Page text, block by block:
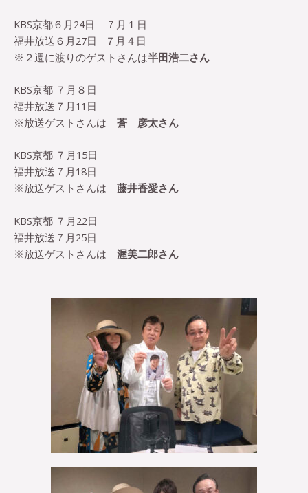
KBS京都６月24日
７月１日
福井放送６月27日
７月４日
※２週に渡りのゲストさんは半田浩二さん
KBS京都 ７月８日
福井放送７月11日
※放送ゲストさんは 蒼 彦太さん
KBS京都 ７月15日
福井放送７月18日
※放送ゲストさんは 藤井香愛さん
KBS京都 ７月22日
福井放送７月 25日
※放送ゲストさんは 渥美二郎さん